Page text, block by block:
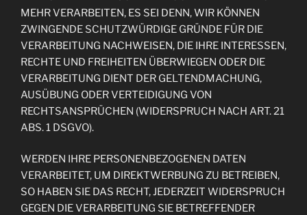
MEHR VERARBEITEN, ES SEI DENN, WIR KÖNNEN
ZWINGENDE SCHUTZWÜRDIGE GRÜNDE FÜR DIE
VERARBEITUNG NACHWEISEN, DIE IHRE INTERESSEN,
RECHTE UND FREIHEITEN ÜBERWIEGEN ODER DIE
VERARBEITUNG DIENT DER GELTENDMACHUNG,
AUSÜBUNG ODER VERTEIDIGUNG VON
RECHTSANSPRÜCHEN (WIDERSPRUCH NACH ART. 21
ABS. 1 DSGVO).
WERDEN IHRE PERSONENBEZOGENEN DATEN
VERARBEITET, UM DIREKTWERBUNG ZU BETREIBEN,
SO HABEN SIE DAS RECHT, JEDERZEIT WIDERSPRUCH
GEGEN DIE VERARBEITUNG SIE BETREFFENDER